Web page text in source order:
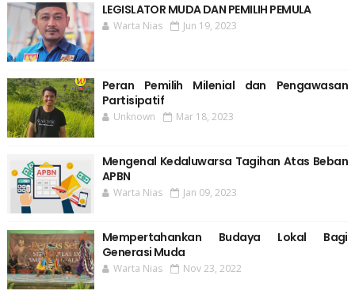
LEGISLATOR MUDA DAN PEMILIH PEMULA
Warta Nias Jun 19, 2023
Peran Pemilih Milenial dan Pengawasan
Partisipatif
Unknown Mar 18, 2023
Mengenal Kedaluwarsa Tagihan Atas Beban
APBN
Warta Nias Jan 09, 2023
Mempertahankan Budaya Lokal Bagi
Generasi Muda
Warta Nias Nov 23, 2022